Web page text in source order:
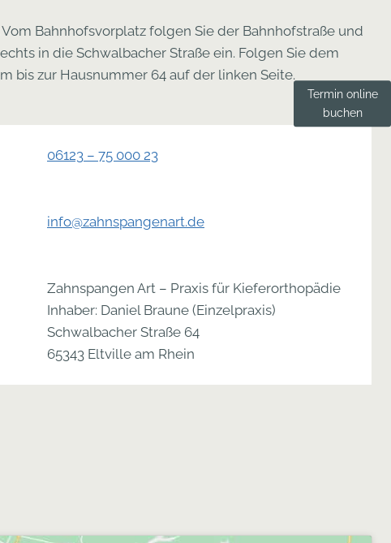
Vom Bahnhofsvorplatz folgen Sie der Bahnhofstraße und
in die Schwalbacher Straße ein. Folgen Sie dem
bis zur Hausnummer 64 auf der linken Seite.
06123 – 75 000 23
info@zahnspangenart.de
Zahnspangen Art – Praxis für Kieferorthopädie
Inhaber: Daniel Braune (Einzelpraxis)
Schwalbacher Straße 64
65343 Eltville am Rhein
Termin online
buchen